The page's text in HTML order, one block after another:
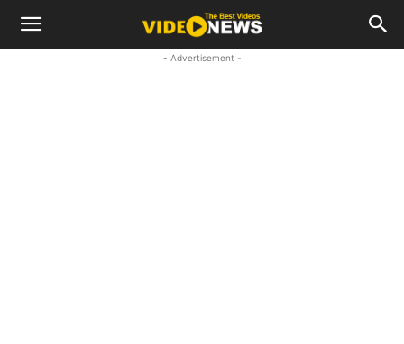
- Advertisement -